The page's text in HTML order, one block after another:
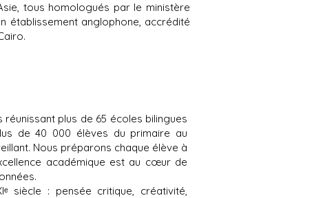
tous homologués par le ministère
établissement anglophone, accrédité
plus de 65 écoles bilingues
de 40 000 élèves du primaire au
Nous préparons chaque élève à
académique est au cœur de
siècle : pensée critique, créativité,